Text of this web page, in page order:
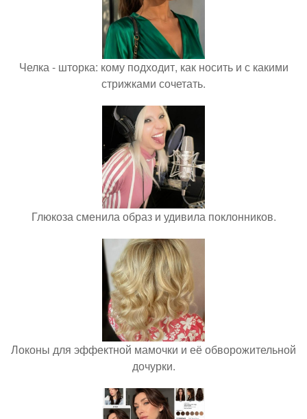
Челка - шторка: кому подходит, как носить и с какими
стрижками сочетать.
Глюкоза сменила образ и удивила поклонников.
Локоны для эффектной мамочки и её обворожительной
дочурки.